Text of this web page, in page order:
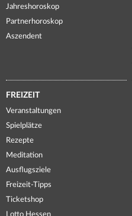
Jahreshoroskop
Partnerhoroskop
Aszendent
FREIZEIT
Veranstaltungen
Spielplätze
Rezepte
Meditation
Ausflugsziele
Freizeit-Tipps
Ticketshop
Lotto Hessen